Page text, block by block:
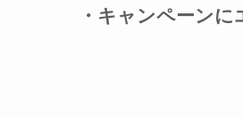
・キャンペーン